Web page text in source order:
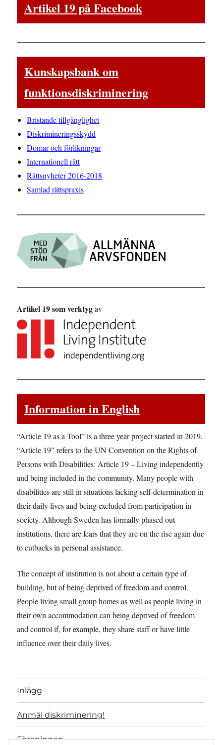
Artikel 19 på Facebook
Kunskapsbank om
funktionsdiskriminering
Bristande tillgänglighet
Diskrimineringsskydd
Domar och förlikningar
Internationell rätt
Rättsnyheter 2016-2018
Samlad rättspraxis
Artikel 19 som verktygav
Information in English
“Article 19 as a Tool” is a three year project started in 2019.
“Article 19” refers to the UN Convention on the Rights of
Persons with Disabilities: Article 19 – Living independently
and being included in the community. Many people with
disabilities are still in situations lacking self-determination in
their daily lives and being excluded from participation in
society. Although Sweden has formally phased out
institutions, there are fears that they are on the rise again due
to cutbacks in personal assistance.
The concept of institution is not about a certain type of
building, but of being deprived of freedom and control.
People living small group homes as well as people living in
their own accommodation can being deprived of freedom
and control if, for example, they share staff or have little
influence over their daily lives.
Inlägg
Anmäl diskriminering!
Föreningen